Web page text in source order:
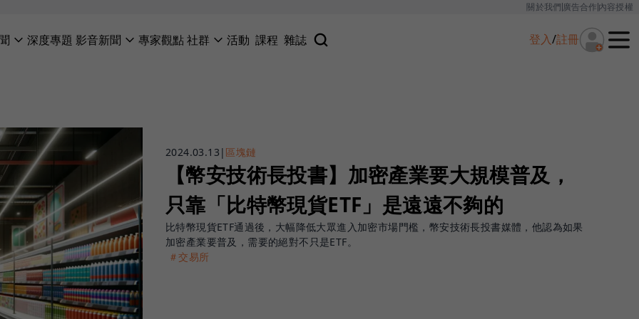
關於我們廣告合作內容授權
深度專題 影音新聞 專家觀點社群 活動 課程 雜誌 登入/註冊
2024.03.13 | 區塊鏈
【幣安技術長投書】加密產業要大規模普及，
只靠「比特幣現貨ETF」是遠遠不夠的
比特幣現貨ETF通過後，大幅降低大眾進入加密市場門檻，幣安技術長投書媒體，他認為如果
加密產業要普及，需要的絕對不只是ETF。
＃交易所